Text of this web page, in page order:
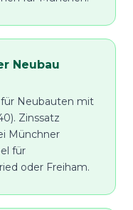
Neubau
Neubauten mit
Zinssatz
Münchner
für
oder Freiham.